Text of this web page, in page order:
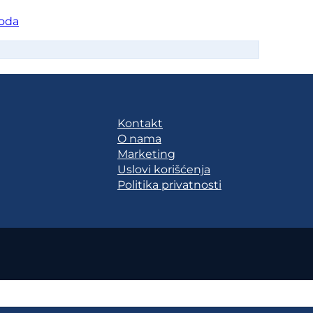
Kontakt
O nama
Marketing
Uslovi korišćenja
Politika privatnosti